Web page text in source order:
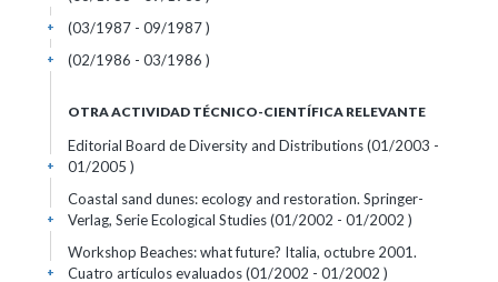
(03/1987 - 09/1987 )
+
(02/1986 - 03/1986 )
+
OTRA ACTIVIDAD TÉCNICO-CIENTÍFICA RELEVANTE
Editorial Board de Diversity and Distributions (01/2003 -
01/2005 )
+
Coastal sand dunes: ecology and restoration. Springer-
Verlag, Serie Ecological Studies (01/2002 - 01/2002 )
+
Workshop Beaches: what future? Italia, octubre 2001.
Cuatro artículos evaluados (01/2002 - 01/2002 )
+